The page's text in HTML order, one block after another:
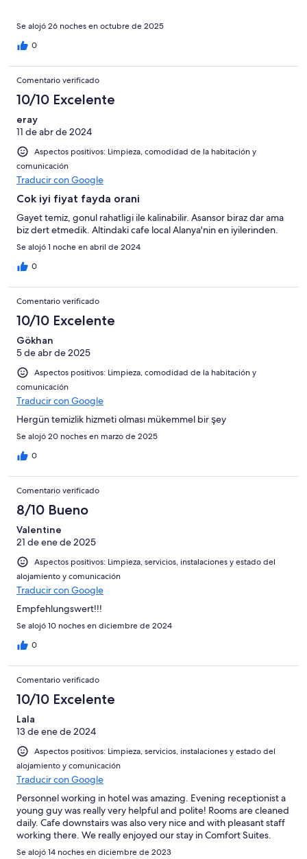
Se alojó 26 noches en octubre de 2025
0
Comentario verificado
10/10 Excelente
eray
11 de abr de 2024
Aspectos positivos: Limpieza, comodidad de la habitación y
comunicación
Traducir con Google
Cok iyi fiyat fayda orani
Gayet temiz, gonul rahatligi ile kalinabilir. Asansor biraz dar ama
biz dert etmedik. Altindaki cafe local Alanya'nin en iyilerinden.
Se alojó 1 noche en abril de 2024
0
Comentario verificado
10/10 Excelente
Gökhan
5 de abr de 2025
Aspectos positivos: Limpieza, comodidad de la habitación y
comunicación
Traducir con Google
Hergün temizlik hizmeti olması mükemmel bir şey
Se alojó 20 noches en marzo de 2025
0
Comentario verificado
8/10 Bueno
Valentine
21 de ene de 2025
Aspectos positivos: Limpieza, servicios, instalaciones y estado del
alojamiento y comunicación
Traducir con Google
Empfehlungswert!!!
Se alojó 10 noches en diciembre de 2024
0
Comentario verificado
10/10 Excelente
Lala
13 de ene de 2024
Aspectos positivos: Limpieza, servicios, instalaciones y estado del
alojamiento y comunicación
Traducir con Google
Personnel working in hotel was amazing. Evening receptionist a
young guy was really very helpful and polite! Rooms are cleaned
daily. Cafe downstairs was also very nice and with pleasant staff
working there. We really enjoyed our stay in Comfort Suites.
Se alojó 14 noches en diciembre de 2023